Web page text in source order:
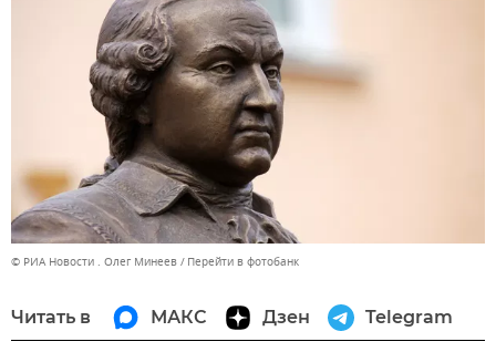
© РИА Новости . Олег Минеев Перейти в фотобанк
Читать в МАКС Дзен Telegram